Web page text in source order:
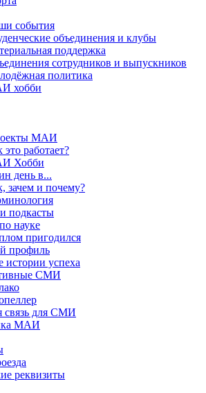
события
объединения и клубы
поддержка
сотрудников и выпускников
политика
хобби
МАИ
это работает?
Хобби
день в...
зачем и почему?
подкасты
науке
пригодился
профиль
истории успеха
СМИ
связь для СМИ
МАИ
реквизиты